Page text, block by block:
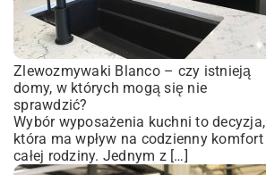
Zlewozmywaki Blanco – czy istnieją
domy, w których mogą się nie
sprawdzić?
Wybór wyposażenia kuchni to decyzja,
która ma wpływ na codzienny komfort
całej rodziny. Jednym z […]